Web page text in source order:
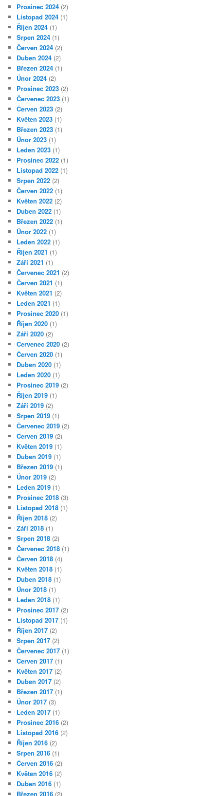
Prosinec 2024 (2)
Listopad 2024 (1)
Říjen 2024 (1)
Srpen 2024 (1)
Červen 2024 (2)
Duben 2024 (2)
Březen 2024 (1)
Únor 2024 (2)
Prosinec 2023 (2)
Červenec 2023 (1)
Červen 2023 (2)
Květen 2023 (1)
Březen 2023 (1)
Únor 2023 (1)
Leden 2023 (1)
Prosinec 2022 (1)
Listopad 2022 (1)
Srpen 2022 (2)
Červen 2022 (1)
Květen 2022 (2)
Duben 2022 (1)
Březen 2022 (1)
Únor 2022 (1)
Leden 2022 (1)
Říjen 2021 (1)
Září 2021 (1)
Červenec 2021 (2)
Červen 2021 (1)
Květen 2021 (2)
Leden 2021 (1)
Prosinec 2020 (1)
Říjen 2020 (1)
Září 2020 (2)
Červenec 2020 (2)
Červen 2020 (1)
Duben 2020 (1)
Leden 2020 (1)
Prosinec 2019 (2)
Říjen 2019 (1)
Září 2019 (2)
Srpen 2019 (1)
Červenec 2019 (2)
Červen 2019 (2)
Květen 2019 (1)
Duben 2019 (1)
Březen 2019 (1)
Únor 2019 (2)
Leden 2019 (1)
Prosinec 2018 (3)
Listopad 2018 (1)
Říjen 2018 (2)
Září 2018 (1)
Srpen 2018 (2)
Červenec 2018 (1)
Červen 2018 (4)
Květen 2018 (1)
Duben 2018 (1)
Únor 2018 (1)
Leden 2018 (1)
Prosinec 2017 (2)
Listopad 2017 (1)
Říjen 2017 (2)
Srpen 2017 (2)
Červenec 2017 (1)
Červen 2017 (1)
Květen 2017 (2)
Duben 2017 (2)
Březen 2017 (1)
Únor 2017 (3)
Leden 2017 (1)
Prosinec 2016 (2)
Listopad 2016 (2)
Říjen 2016 (2)
Srpen 2016 (1)
Červen 2016 (2)
Květen 2016 (2)
Duben 2016 (1)
Březen 2016 (2)